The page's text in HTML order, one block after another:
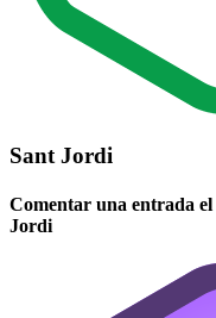
Sant Jordi
Comentar una entrada
Jordi